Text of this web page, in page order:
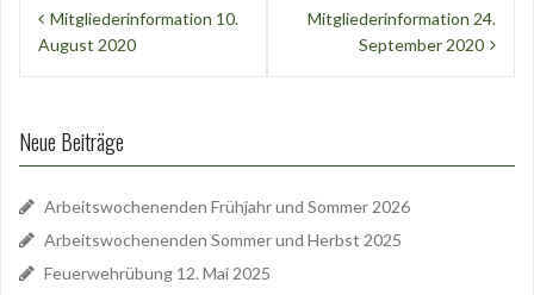
Mitgliederinformation 10.
August 2020
Mitgliederinformation 24.
September 2020
Neue Beiträge
Arbeitswochenenden Frühjahr und Sommer 2026
Arbeitswochenenden Sommer und Herbst 2025
Feuerwehrübung 12. Mai 2025